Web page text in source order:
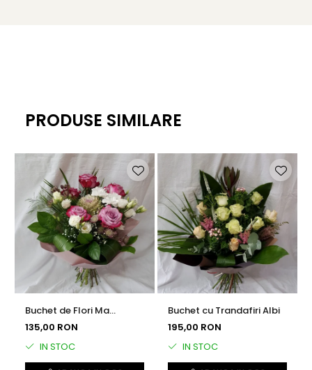
PRODUSE SIMILARE
Buchet de Flori Ma
Gandesc la Tine
135,00 RON
IN STOC
Buchet cu Trandafiri Albi
195,00 RON
IN STOC